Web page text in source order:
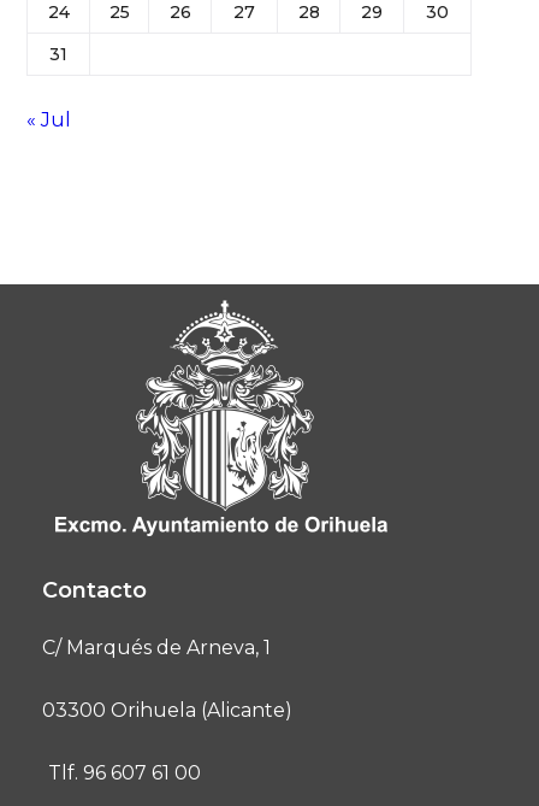
24
25 26 27 28 29
30
31
« Jul
Contacto
C/ Marqués de Arneva, 1
03300 Orihuela (Alicante)
Tlf. 96 607 61 00